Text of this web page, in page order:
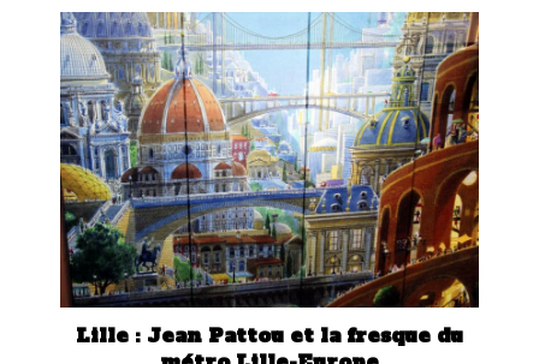
Lille : Jean Pattou et la fresque du